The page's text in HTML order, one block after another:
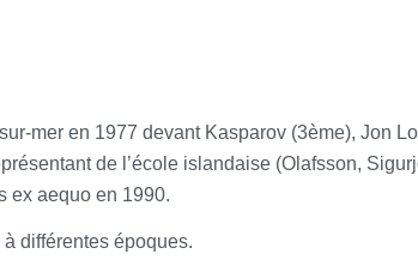
mer en 1977 devant Kasparov (3ème), Jon
de l’école islandaise (Olafsson,
ex aequo en 1990.
différentes époques.